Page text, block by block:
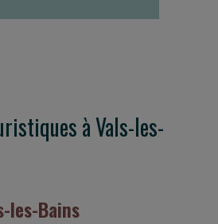
à Vals-les-
les-Bains